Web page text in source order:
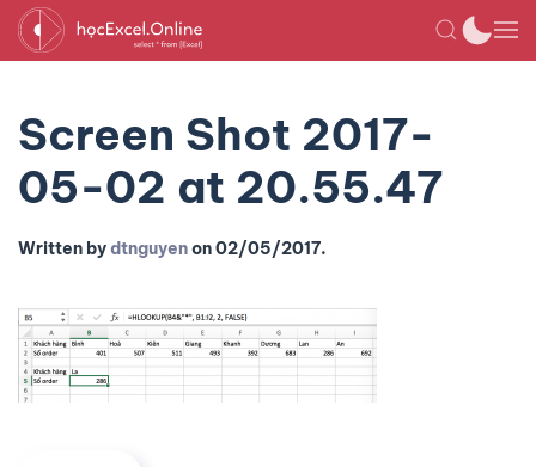
Screen Shot 2017-
05-02 at 20.55.47
Written bydtnguyenon02/05/2017.